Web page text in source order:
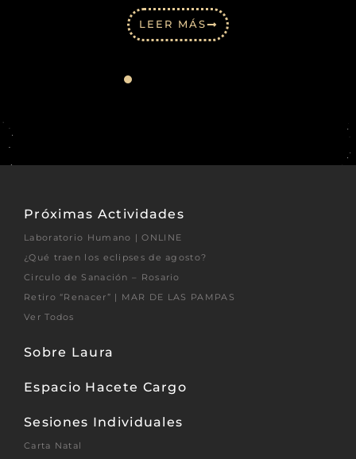
LEER MÁS
Próximas Actividades
Laboratorio Humano | ONLINE
¿Qué traen los eclipses de agosto?
Circulo de Sanación – Rosario
Retiro “Renacer” | MAR DE LAS PAMPAS
Ver Todos
Sobre Laura
Espacio Hacete Cargo
Sesiones Individuales
Carta Natal